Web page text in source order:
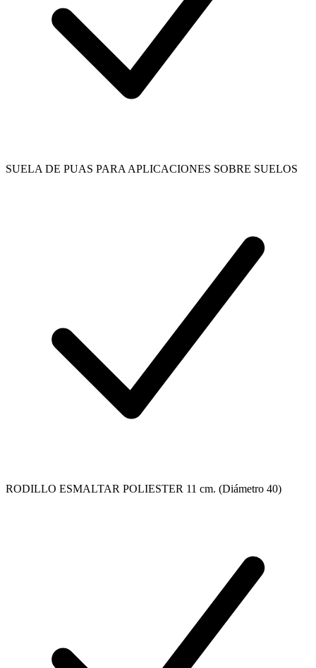
SUELA DE PUAS PARA APLICACIONES SOBRE SUELOS
RODILLO ESMALTAR POLIESTER 11 cm. (Diámetro 40)